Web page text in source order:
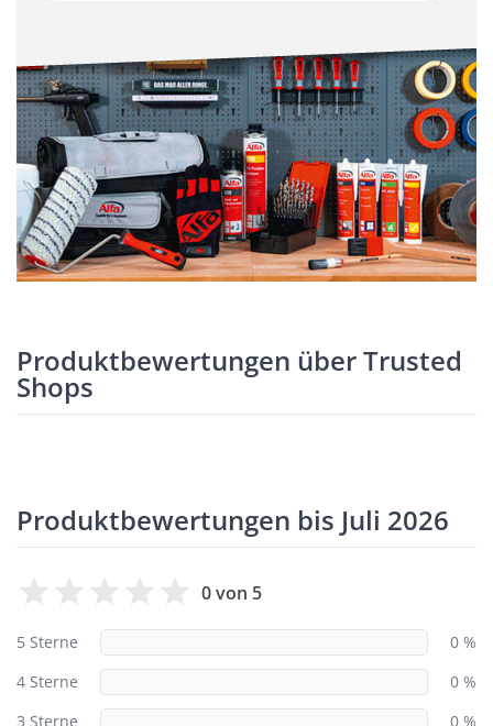
Produktbewertungen über Trusted
Shops
Produktbewertungen bis Juli 2026
0 von 5
5 Sterne
0 %
4 Sterne
0 %
3 Sterne
0 %